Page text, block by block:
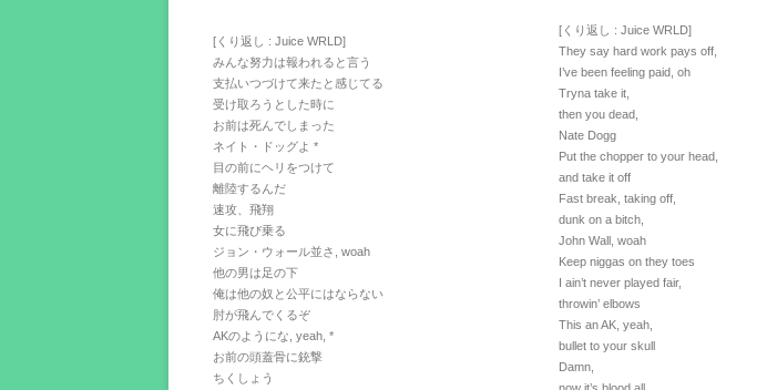
[くり返し : Juice WRLD]
みんな努力は報われると言う
支払いつづけて来たと感じてる
受け取ろうとした時に
お前は死んでしまった
ネイト・ドッグよ *
目の前にヘリをつけて
離陸するんだ
速攻、飛翔
女に飛び乗る
ジョン・ウォール並さ, woah
他の男は足の下
俺は他の奴と公平にはならない
肘が飛んでくるぞ
AKのようにな, yeah, *
お前の頭蓋骨に銃撃
ちくしょう
[くり返し : Juice WRLD]
They say hard work pays off,
I’ve been feeling paid, oh
Tryna take it,
then you dead,
Nate Dogg
Put the chopper to your head,
and take it off
Fast break, taking off,
dunk on a bitch,
John Wall, woah
Keep niggas on they toes
I ain’t never played fair,
throwin’ elbows
This an AK, yeah,
bullet to your skull
Damn,